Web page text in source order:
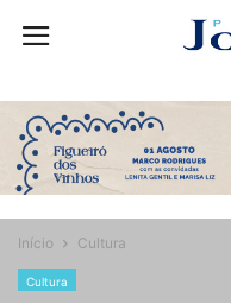
Início Cultura
Cultura